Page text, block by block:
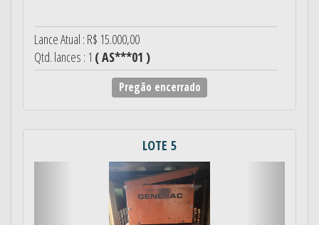
Lance Atual : R$ 15.000,00
Qtd. lances : 1 ( AS***01 )
Pregão encerrado
LOTE 5